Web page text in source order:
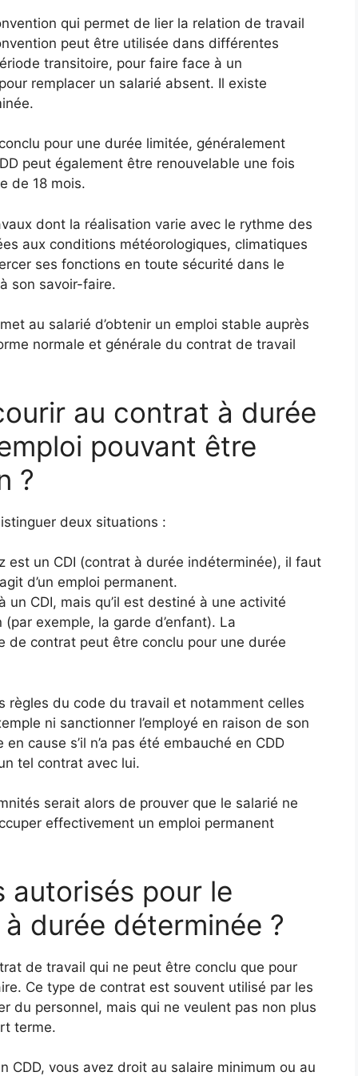
qui permet de lier la relation de travail
peut être utilisée dans différentes
transitoire, pour faire face à un
remplacer un salarié absent. Il existe
pour une durée limitée, généralement
peut également être renouvelable une fois
de 18 mois.
dont la réalisation varie avec le rythme des
aux conditions météorologiques, climatiques
ses fonctions en toute sécurité dans le
son savoir-faire.
au salarié d’obtenir un emploi stable auprès
normale et générale du contrat de travail
au contrat à durée
pouvant être
?
deux situations :
est un CDI (contrat à durée indéterminée), il faut
d’un emploi permanent.
CDI, mais qu’il est destiné à une activité
exemple, la garde d’enfant). La
de contrat peut être conclu pour une durée
règles du code du travail et notamment celles
ni sanctionner l’employé en raison de son
cause s’il n’a pas été embauché en CDD
tel contrat avec lui.
serait alors de prouver que le salarié ne
effectivement un emploi permanent
autorisés pour le
durée déterminée ?
de travail qui ne peut être conclu que pour
Ce type de contrat est souvent utilisé par les
du personnel, mais qui ne veulent pas non plus
terme.
CDD, vous avez droit au salaire minimum ou au